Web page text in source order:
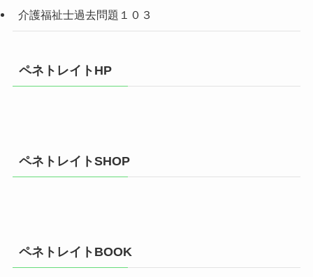
介護福祉士過去問題１０３
ペネトレイトHP
ペネトレイトSHOP
ペネトレイトBOOK